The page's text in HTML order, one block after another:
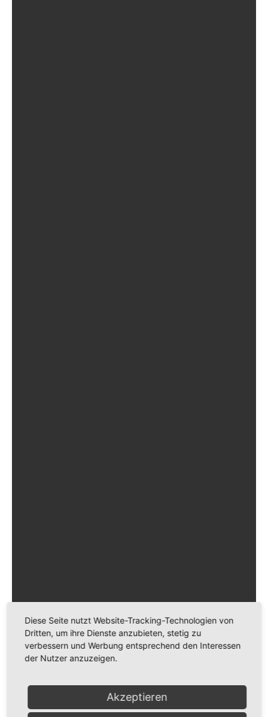
Diese Seite nutzt Website-Tracking-Technologien von
Dritten, um ihre Dienste anzubieten, stetig zu
verbessern und Werbung entsprechend den Interessen
der Nutzer anzuzeigen.
Akzeptieren